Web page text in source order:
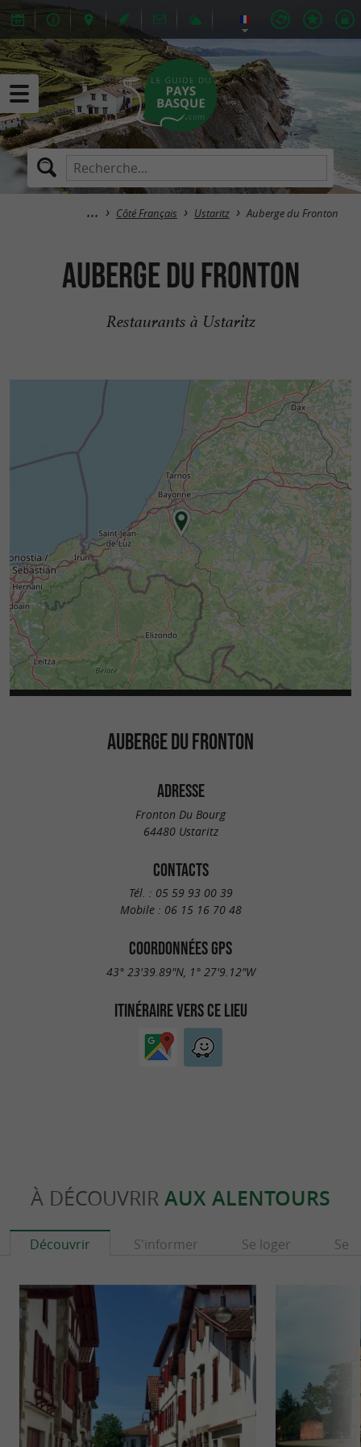
Côté Français Ustaritz Auberge du Fronton
Auberge du Fronton
Restaurants à Ustaritz
AUBERGE DU FRONTON
ADRESSE
Fronton Du Bourg
64480 Ustaritz
CONTACTS
Tél. : 05 59 93 00 39
Mobile : 06 15 16 70 48
COORDONNÉES GPS
43° 23'39.89"N, 1° 27'9.12"W
ITINÉRAIRE VERS CE LIEU
À DÉCOUVRIR AUX ALENTOURS
Découvrir S'informer Se loger Se